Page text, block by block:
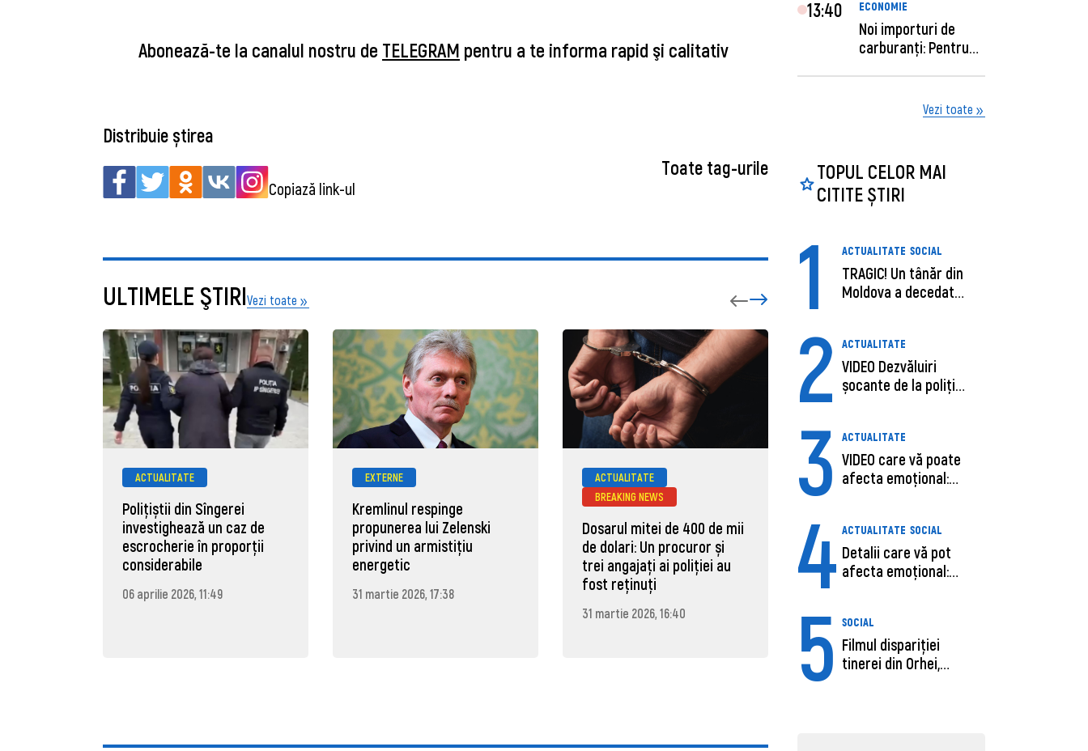
Abonează-te la canalul nostru de TELEGRAM pentru a te informa rapid şi calitativ
Distribuie știrea
Copiază link-ul
Toate tag-urile
ULTIMELE ŞTIRIVezi toate
ACTUALITATE
Polițiștii din Sîngerei
investighează un caz de
escrocherie în proporții
considerabile
06 aprilie 2026, 11:49
EXTERNE
Kremlinul respinge
propunerea lui Zelenski
privind un armistițiu
energetic
31 martie 2026, 17:38
ACTUALITATE
BREAKING NEWS
Dosarul mitei de 400 de mii
de dolari: Un procuror și
trei angajați ai poliției au
fost reținuți
31 martie 2026, 16:40
ECONOMIE
sub media UE la costul
muncii pe ora
31 martie 2026, 16:21
13:40 ECONOMIE
Noi importuri de
carburanți: Pentru
Vezi toate
TOPUL CELOR MAI
CITITE ȘTIRI
1 ACTUALITATE SOCIAL
TRAGIC! Un tânăr din
Moldova a decedat
2 ACTUALITATE
VIDEO Dezvăluiri
șocante de la poliție,
3 ACTUALITATE
VIDEO care vă poate
afecta emoțional:
4 ACTUALITATE SOCIAL
Detalii care vă pot
afecta emoțional:
5 SOCIAL
Filmul dispariției
tinerei din Orhei,